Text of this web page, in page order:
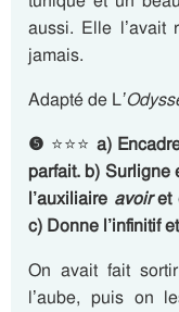
aussi. Elle l’avait
jamais.
Adapté de L
❺ ⭐⭐⭐a)
parfait. b) Surligne
l’auxiliaire avoiret
c) Donne l’infinitif
On avait fait
l’aube, puis on